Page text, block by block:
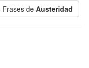
Frases de Austeridad